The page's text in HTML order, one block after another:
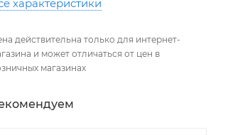
характеристики
действительна только для интернет-
и может отличаться от цен в
магазинах